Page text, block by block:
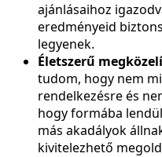
ajánlásaihoz
eredményeid
legyenek.
Életszerű
tudom, hogy nem
rendelkezésre és
hogy formába
más akadályok
kivitelezhető